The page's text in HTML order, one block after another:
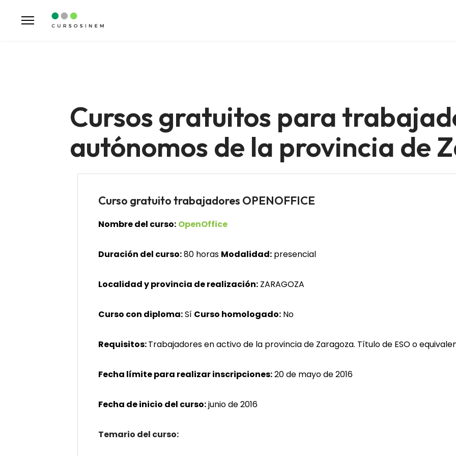
Cursos gratuitos para
autónomos de la provincia de
Curso gratuito trabajadores OPENOFFICE
Nombre del curso: OpenOffice
Duración del curso:80 horas Modalidad: presencial
Localidad y provincia de realización: ZARAGOZA
Curso con diploma:Sí Curso homologado: No
Requisitos:Trabajadores en activo de la provincia de Zaragoza. Título de ESO o
Fecha límite para realizar inscripciones:20 de mayo de 2016
Fecha de inicio del curso:junio de 2016
Temario del curso: